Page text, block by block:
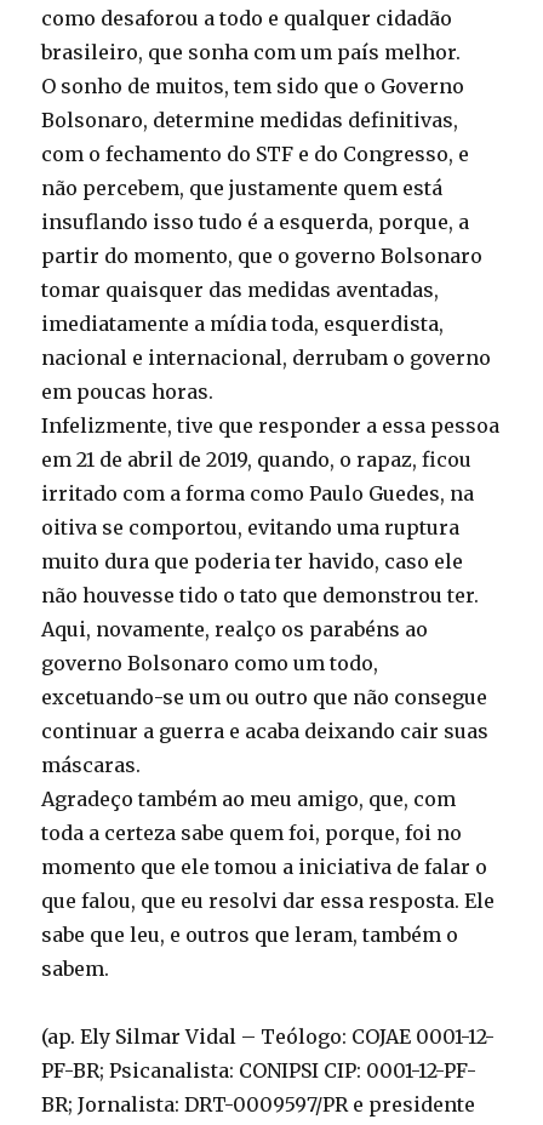
como desaforou a todo e qualquer cidadão
brasileiro, que sonha com um país melhor.
O sonho de muitos, tem sido que o Governo
Bolsonaro, determine medidas definitivas,
com o fechamento do STF e do Congresso, e
não percebem, que justamente quem está
insuflando isso tudo é a esquerda, porque, a
partir do momento, que o governo Bolsonaro
tomar quaisquer das medidas aventadas,
imediatamente a mídia toda, esquerdista,
nacional e internacional, derrubam o governo
em poucas horas.
Infelizmente, tive que responder a essa pessoa
em 21 de abril de 2019, quando, o rapaz, ficou
irritado com a forma como Paulo Guedes, na
oitiva se comportou, evitando uma ruptura
muito dura que poderia ter havido, caso ele
não houvesse tido o tato que demonstrou ter.
Aqui, novamente, realço os parabéns ao
governo Bolsonaro como um todo,
excetuando-se um ou outro que não consegue
continuar a guerra e acaba deixando cair suas
máscaras.
Agradeço também ao meu amigo, que, com
toda a certeza sabe quem foi, porque, foi no
momento que ele tomou a iniciativa de falar o
que falou, que eu resolvi dar essa resposta. Ele
sabe que leu, e outros que leram, também o
sabem.
(ap. Ely Silmar Vidal – Teólogo: COJAE 0001-12-
PF-BR; Psicanalista: CONIPSI CIP: 0001-12-PF-
BR; Jornalista: DRT-0009597/PR e presidente